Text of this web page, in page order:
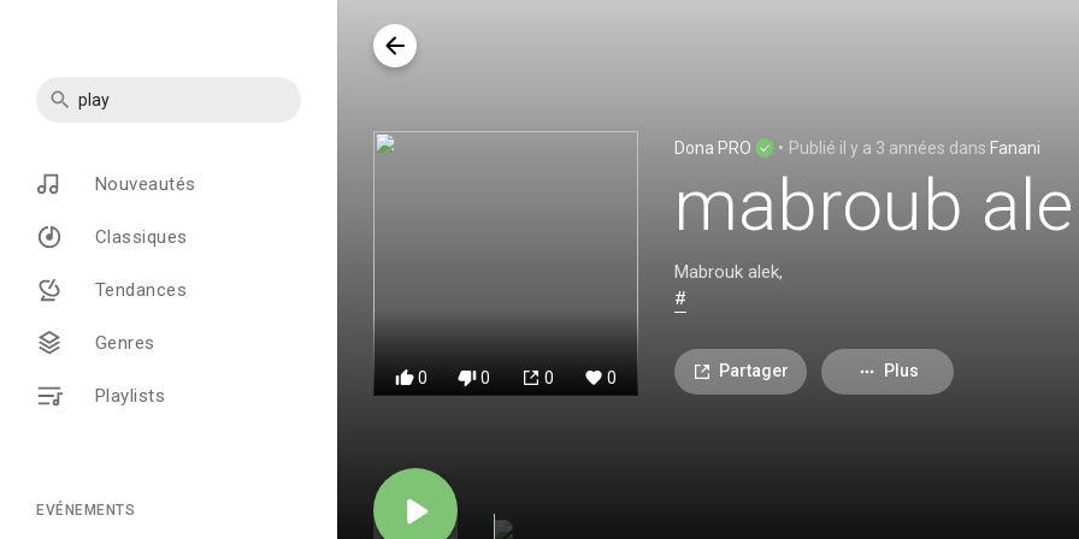
Nouveautés
Classiques
Tendances
Genres
Playlists
EVÉNEMENTS
0 0 0 0
Dona PRO • Publié il y a 3 années dans Fanani
mabroub
Mabrouk alek,
#
Partager Plus